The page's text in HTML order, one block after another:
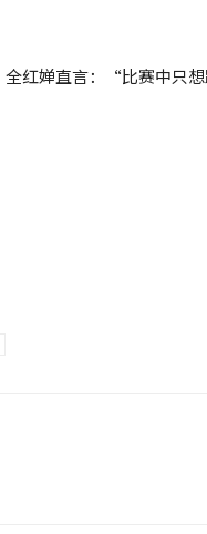
红婵直言：“比赛中只